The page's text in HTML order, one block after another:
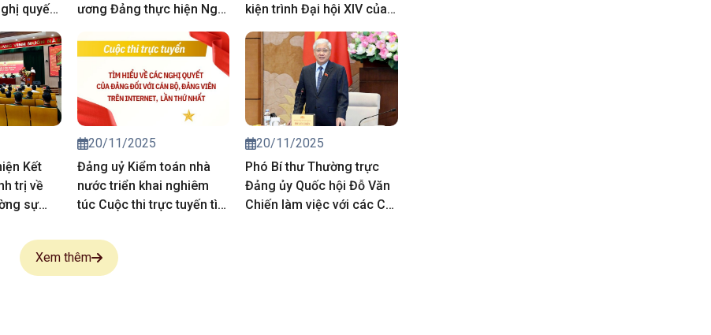
quyết
định của
ương Đảng thực hiện Nghị
quyết Đại hội đại biểu toàn
quốc lần thứ XIV của Đảng
kiện trình Đại hội XIV của
Đảng
Kết
trị về
sự
binh
20/11/2025
Đảng uỷ Kiểm toán nhà
nước triển khai nghiêm
túc Cuộc thi trực tuyến tìm
20/11/2025
Phó Bí thư Thường trực
Đảng ủy Quốc hội Đỗ Văn
Chiến làm việc với các Cơ
Xem thêm